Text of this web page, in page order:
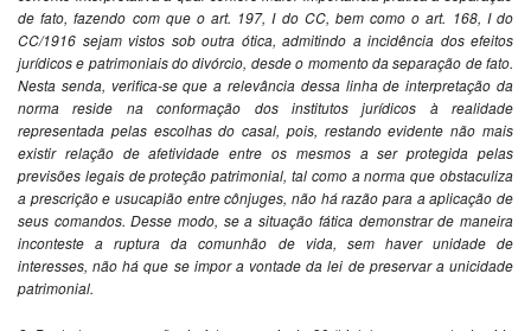
de fato, fazendo com que o art. 197, I do CC, bem como o art. 168, I do
CC/1916 sejam vistos sob outra ótica, admitindo a incidência dos efeitos
jurídicos e patrimoniais do divórcio, desde o momento da separação de fato.
Nesta senda, verifica-se que a relevância dessa linha de interpretação da
norma reside na conformação dos institutos jurídicos à realidade
representada pelas escolhas do casal, pois, restando evidente não mais
existir relação de afetividade entre os mesmos a ser protegida pelas
previsões legais de proteção patrimonial, tal como a norma que obstaculiza
a prescrição e usucapião entre cônjuges, não há razão para a aplicação de
seus comandos. Desse modo, se a situação fática demonstrar de maneira
inconteste a ruptura da comunhão de vida, sem haver unidade de
interesses, não há que se impor a vontade da lei de preservar a unicidade
patrimonial.